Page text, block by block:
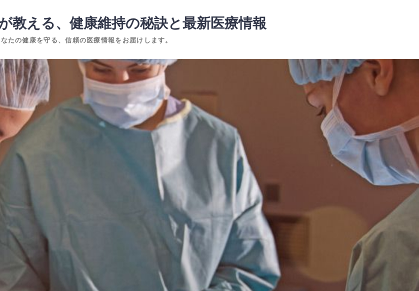
教える、健康維持の秘訣と最新医療情報
たの健康を守る、信頼の医療情報をお届けします。